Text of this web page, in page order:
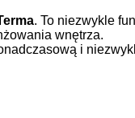
. To niezwykle
wnętrza.
i